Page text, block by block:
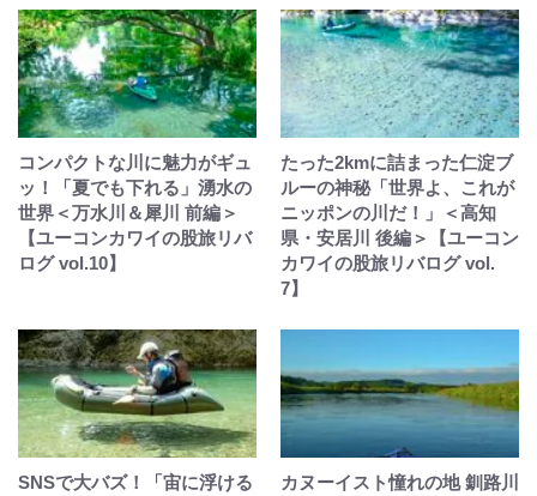
コンパクトな川に魅力がギュ
ッ！「夏でも下れる」湧水の
世界＜万水川＆犀川 前編＞
【ユーコンカワイの股旅リバ
ログ vol.10】
たった2kmに詰まった仁淀ブ
ルーの神秘「世界よ、これが
ニッポンの川だ！」＜高知
県・安居川 後編＞【ユーコン
カワイの股旅リバログ vol.
7】
SNSで大バズ！「宙に浮ける
カヌーイスト憧れの地 釧路川